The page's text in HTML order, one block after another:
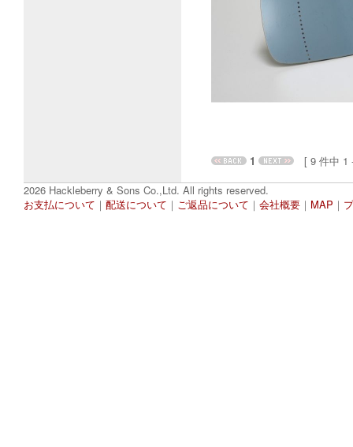
1
[ 9 件中 1
2026 Hackleberry & Sons Co.,Ltd. All rights reserved.
お支払について ｜ 配送について ｜ ご返品について ｜ 会社概要 ｜ MAP ｜